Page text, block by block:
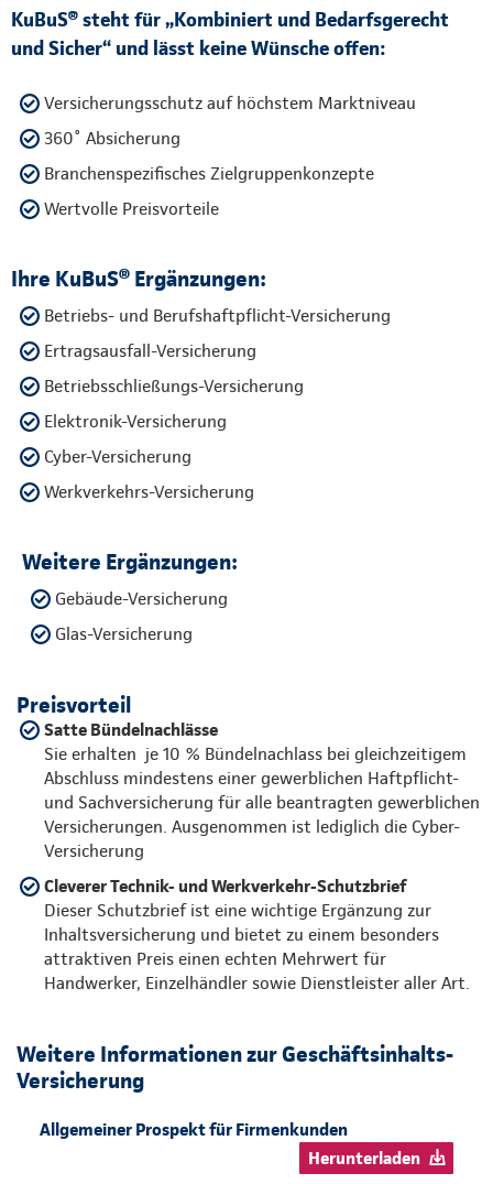
KuBuS® steht für „Kombiniert und Bedarfsgerecht
und Sicher“ und lässt keine Wünsche offen:
Versicherungsschutz auf höchstem Marktniveau
360˚ Absicherung
Branchenspezifisches Zielgruppenkonzepte
Wertvolle Preisvorteile
Ihre KuBuS® Ergänzungen:
Betriebs- und Berufshaftpflicht-Versicherung
Ertragsausfall-Versicherung
Betriebsschließungs-Versicherung
Elektronik-Versicherung
Cyber-Versicherung
Werkverkehrs-Versicherung
Weitere Ergänzungen:
Gebäude-Versicherung
Glas-Versicherung
Preisvorteil
Satte Bündelnachlässe
Sie erhalten je 10 % Bündelnachlass bei gleichzeitigem
Abschluss mindestens einer gewerblichen Haftpflicht-
und Sachversicherung für alle beantragten gewerblichen
Versicherungen. Ausgenommen ist lediglich die Cyber-
Versicherung
Cleverer Technik- und Werkverkehr-Schutzbrief
Dieser Schutzbrief ist eine wichtige Ergänzung zur
Inhaltsversicherung und bietet zu einem besonders
attraktiven Preis einen echten Mehrwert für
Handwerker, Einzelhändler sowie Dienstleister aller Art.
Weitere Informationen zur Geschäftsinhalts-
Versicherung
Allgemeiner Prospekt für Firmenkunden
Herunterladen